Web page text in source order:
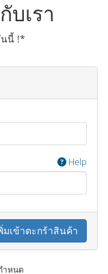
บเรา
นนี้ !*
Help
มเข้าตะกร้าสินค้า
ำหนด